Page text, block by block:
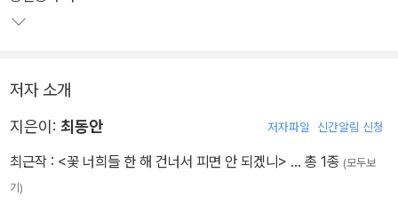
저자 소개
지은이: 최동안 저자파일 신간알림 신청
최근작 : <꽃 너희들 한 해 건너서 피면 안 되겠니> … 총 1종 (모두보
기)